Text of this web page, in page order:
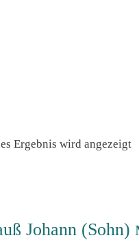
Ergebnis wird angezeigt
Johann (Sohn)